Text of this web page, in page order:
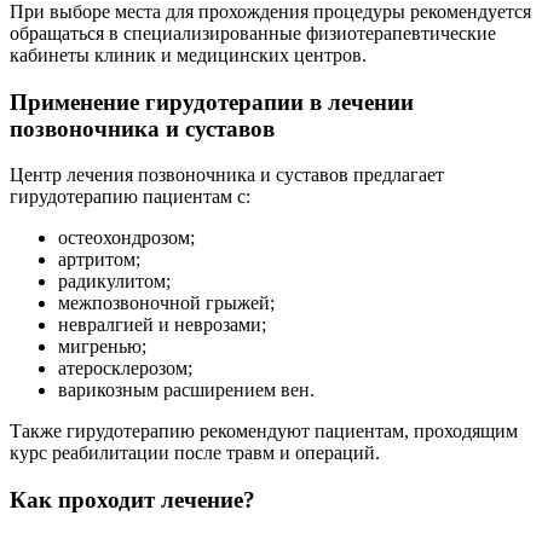
При выборе места для прохождения процедуры рекомендуется
обращаться в специализированные физиотерапевтические
кабинеты клиник и медицинских центров.
Применение гирудотерапии в лечении
позвоночника и суставов
Центр лечения позвоночника и суставов предлагает
гирудотерапию пациентам с:
остеохондрозом;
артритом;
радикулитом;
межпозвоночной грыжей;
невралгией и неврозами;
мигренью;
атеросклерозом;
варикозным расширением вен.
Также гирудотерапию рекомендуют пациентам, проходящим
курс реабилитации после травм и операций.
Как проходит лечение?